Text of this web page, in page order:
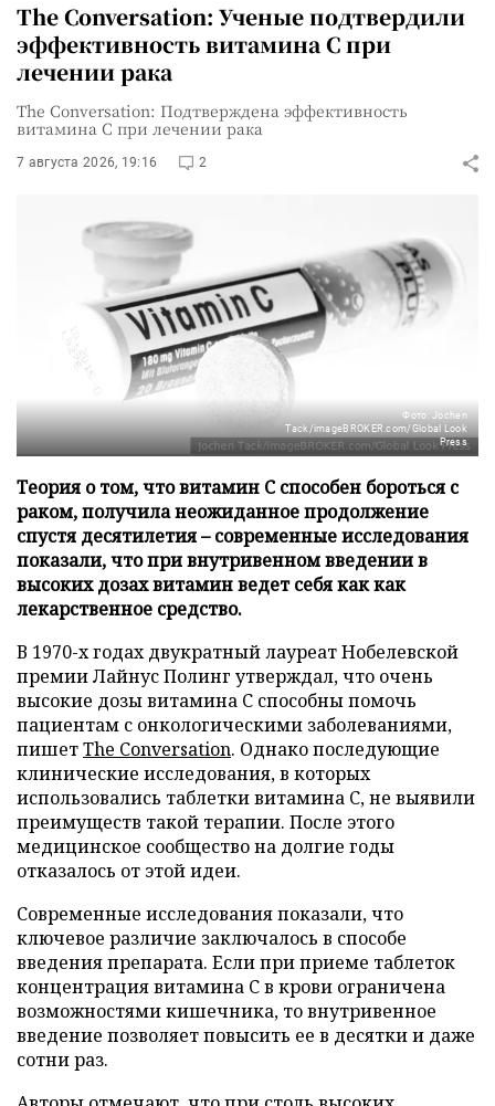
The Conversation: Ученые подтвердили
эффективность витамина C при
лечении рака
The Conversation: Подтверждена эффективность
витамина C при лечении рака
7 августа 2026, 19:16 2
Фото: Jochen
Tack/imageBROKER.com/Global Look
Press
Теория о том, что витамин C способен бороться с
раком, получила неожиданное продолжение
спустя десятилетия – современные исследования
показали, что при внутривенном введении в
высоких дозах витамин ведет себя как как
лекарственное средство.
В 1970-х годах двукратный лауреат Нобелевской
премии Лайнус Полинг утверждал, что очень
высокие дозы витамина C способны помочь
пациентам с онкологическими заболеваниями,
пишетThe Conversation. Однако последующие
клинические исследования, в которых
использовались таблетки витамина C, не выявили
преимуществ такой терапии. После этого
медицинское сообщество на долгие годы
отказалось от этой идеи.
Современные исследования показали, что
ключевое различие заключалось в способе
введения препарата. Если при приеме таблеток
концентрация витамина C в крови ограничена
возможностями кишечника, то внутривенное
введение позволяет повысить ее в десятки и даже
сотни раз.